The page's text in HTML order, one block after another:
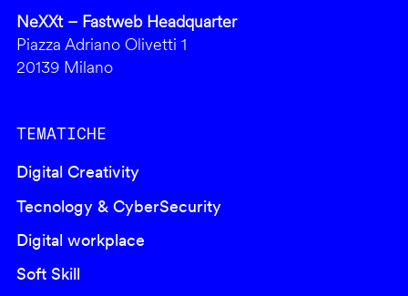
NeXXt – Fastweb Headquarter
Piazza Adriano Olivetti 1
20139 Milano
TEMATICHE
Digital Creativity
Tecnology & CyberSecurity
Digital workplace
Soft Skill